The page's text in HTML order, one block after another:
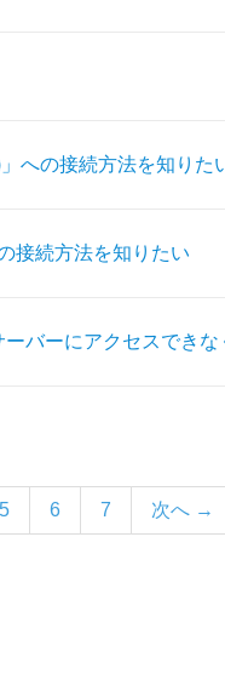
への接続方法を知りた
接続方法を知りたい
バーにアクセスできな
5 6 7 次へ →